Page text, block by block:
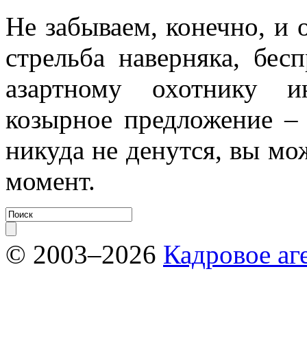
Не забываем, конечно, и
стрельба наверняка,
азартному охотнику
козырное предложение
никуда не денутся, вы
момент.
© 2003–2026 Кадровое